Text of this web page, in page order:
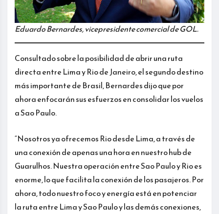
Eduardo Bernardes, vicepresidente comercial de GOL.
Consultado sobre la posibilidad de abrir una ruta
directa entre Lima y Rio de Janeiro, el segundo destino
más importante de Brasil, Bernardes dijo que por
ahora enfocarán sus esfuerzos en consolidar los vuelos
a Sao Paulo.
“Nosotros ya ofrecemos Rio desde Lima, a través de
una conexión de apenas una hora en nuestro hub de
Guarulhos. Nuestra operación entre Sao Paulo y Rio es
enorme, lo que facilita la conexión de los pasajeros. Por
ahora, todo nuestro foco y energía está en potenciar
la ruta entre Lima y Sao Paulo y las demás conexiones,